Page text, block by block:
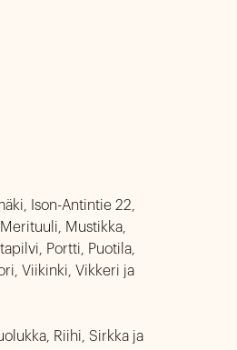
Ison-Antintie 22,
Mustikka,
Portti, Puotila,
Viikinki, Vikkeri ja
Riihi, Sirkka ja